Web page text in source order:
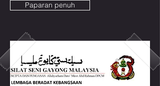
Paparan penuh